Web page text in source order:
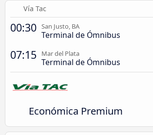
Vía Tac
00:30 San Justo, BA
Terminal de Ómnibus
07:15 Mar del Plata
Terminal de Ómnibus
Económica Premium